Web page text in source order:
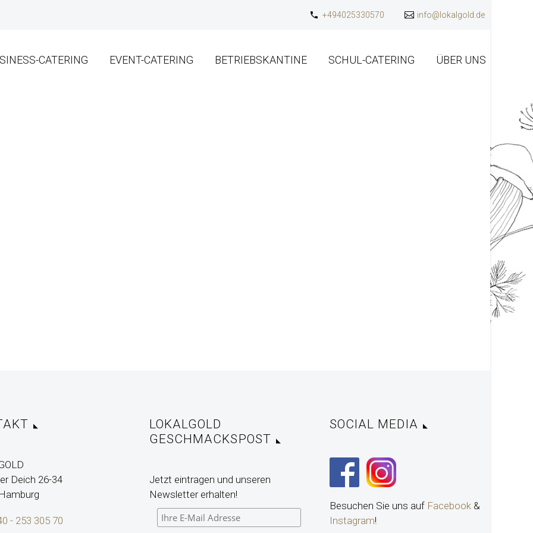
+494025330570 info@lokalgold.de
CATERING EVENT-CATERING BETRIEBSKANTINE SCHUL-CATERING ÜBER UNS
Deich 26-34
- 253 305 70
LOKALGOLD
GESCHMACKSPOST
Jetzt eintragen und unseren
Newsletter erhalten!
SOCIAL MEDIA
Besuchen Sie uns auf Facebook &
Instagram!